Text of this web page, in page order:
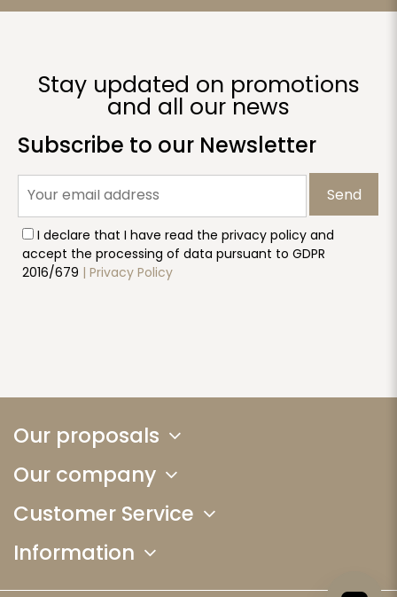
Stay updated on promotions
and all our news
Subscribe to our Newsletter
Send
I declare that I have read the privacy policy and
accept the processing of data pursuant to GDPR
2016/679 | Privacy Policy
Our proposals
Our company
Customer Service
Information